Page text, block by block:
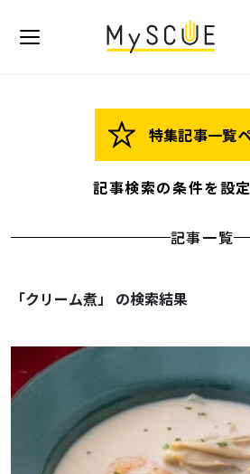
特集記事一覧
記事検索の条件を設
記事一覧
「クリーム煮」 の検索結果